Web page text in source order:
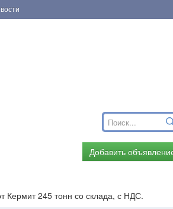
Добавить
Кермит 245 тонн со склада, с НДС.